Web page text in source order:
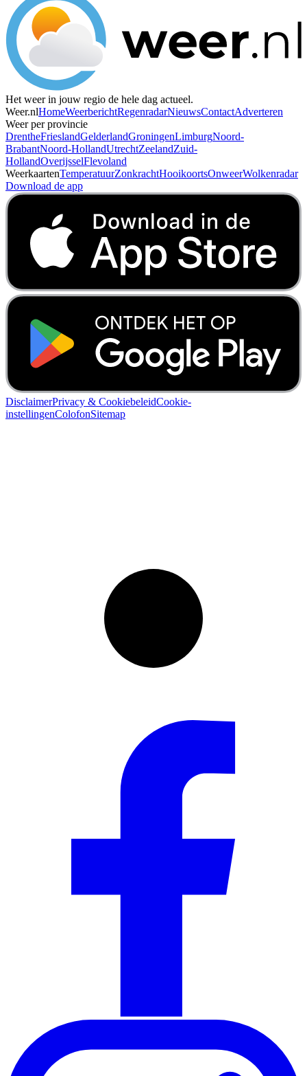
Het weer in jouw regio de hele dag actueel.
Weer.nlHomeWeerberichtRegenradarNieuwsContactAdverteren
Weer per provincie
DrentheFrieslandGelderlandGroningenLimburgNoord-
BrabantNoord-HollandUtrechtZeelandZuid-
HollandOverijsselFlevoland
WeerkaartenTemperatuurZonkrachtHooikoortsOnweerWolkenradar
Download de app
DisclaimerPrivacy & CookiebeleidCookie-
instellingenColofonSitemap